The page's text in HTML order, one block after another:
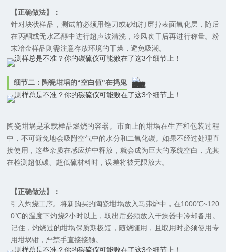
【正确做法】：
针对块状样品，测试前必须用锉刀或砂纸打磨掉表面氧化层，随后
在丙酮或无水乙醇中进行超声波清洗，冷风吹干后再进行称量。粉
末冶金样品则需注意存放环境的干燥，避免吸潮。
细节二：陶瓷坩埚的“空白值"在捣鬼
陶瓷坩埚是承载样品燃烧的容器。市面上的坩埚在生产和包装过程
中，不可避免地会吸附空气中的水分和二氧化碳。如果不经过处理直
接使用，这些杂质在感应炉中释放，就会成为巨大的系统空白，尤其
在检测超低碳、超低硫材料时，误差将被无限放大。
【正确做法】：
引入灼烧工序。将新购买的陶瓷坩埚放入马弗炉中，在1000℃~120
0℃的温度下灼烧2小时以上，取出后必须放入干燥器中冷却备用。
记住，灼烧过的坩埚保质期极短，随烧随用，且取用时必须使用专
用坩埚钳，严禁手直接接触。